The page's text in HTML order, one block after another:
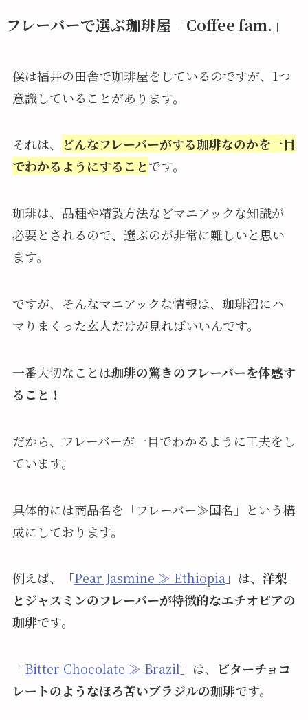
フレーバーで選ぶ珈琲屋「Coffee fam.」
僕は福井の田舎で珈琲屋をしているのですが、1つ
意識していることがあります。
それは、
どんなフレーバーがする珈琲なのかを一目
でわかるようにすることです。
珈琲は、品種や精製方法などマニアックな知識が
必要とされるので、選ぶのが非常に難しいと思い
ます。
ですが、そんなマニアックな情報は、珈琲沼にハ
マりまくった玄人だけが見ればいいんです。
一番大切なことは珈琲の驚きのフレーバーを体感す
ること！
だから、フレーバーが一目でわかるように工夫をし
ています。
具体的には商品名を「フレーバー≫国名」という構
成にしております。
例えば、「Pear Jasmine ≫ Ethiopia」は、 洋梨
とジャスミンのフレーバーが特徴的なエチオピアの
珈琲です。
「Bitter Chocolate ≫ Brazil 」は、 ビターチョコ
レートのようなほろ苦いブラジルの珈琲です。